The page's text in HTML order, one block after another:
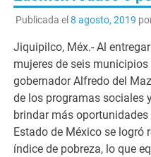
Publicada el 8 agosto, 2019
Jiquipilco, Méx.- Al
mujeres de seis municipios
gobernador Alfredo del
de los programas sociales
brindar más oportunidades
Estado de México se logró
índice de pobreza, lo que